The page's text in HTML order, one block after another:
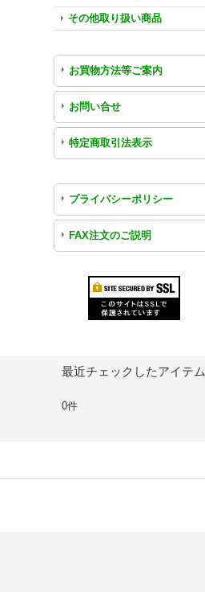
その他取り扱い商品
お買物方法等ご案内
お問い合せ
特定商取引法表示
プライバシーポリシー
FAX注文のご説明
最近チェックしたアイテム
0件